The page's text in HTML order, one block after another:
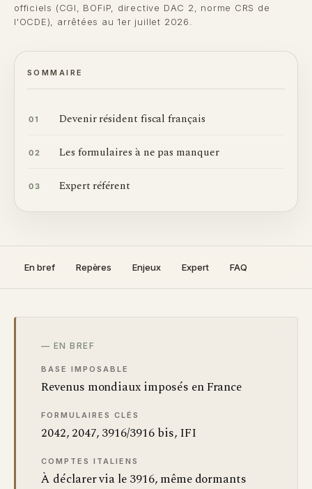
officiels (CGI, BOFiP, directive DAC 2, norme CRS de
l'OCDE), arrêtées au 1er juillet 2026.
SOMMAIRE
01 Devenir résident fiscal français
02 Les formulaires à ne pas manquer
03 Expert référent
En bref Repères Enjeux Expert FAQ
— EN BREF
BASE IMPOSABLE
Revenus mondiaux imposés en France
FORMULAIRES CLÉS
2042, 2047, 3916/3916 bis, IFI
COMPTES ITALIENS
À déclarer via le 3916, même dormants